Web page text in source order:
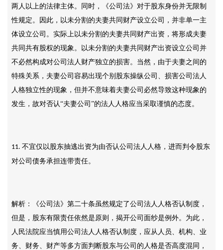
两人以上的法律主体。同时，《公司法》对于股东身份并无限制
性规定。因此，以未分割的夫妻共同财产设立公司，并非单一主
体设立公司。实际上以未分割的夫妻共同财产出资，将形成夫妻
共同共有股权的现象。以未分割的夫妻共同财产出资设立公司并
不必然构成对公司法人财产独立的损害。当然，由于夫妻之间的
特殊关系，夫妻公司容易出现个别股东操纵公司、损害公司法人
人格独立性的现象，但并不意味着夫妻公司必然导致这种现象的
发生，故对否认“夫妻公司”的法人人格应当采取谨慎的态度。
11.不宜仅以股东抽逃出资为由否认公司法人人格，进而判令股东
对公司债务承担连带责任。
解析：《公司法》第二十条虽然规定了公司法人人格否认制度，
但是，股东有限责任依然是原则，揭开公司面纱是例外。为此，
人民法院应当慎用公司法人人格否认制度，应从人员、机构、业
务、财务、财产等多方面判断股东与公司的人格是否高度混同，